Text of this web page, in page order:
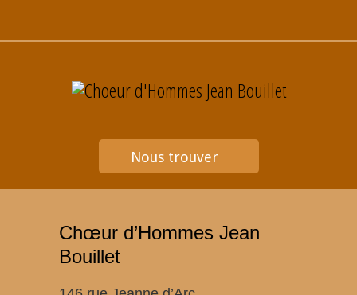
Nous trouver
Chœur d’Hommes Jean
Bouillet